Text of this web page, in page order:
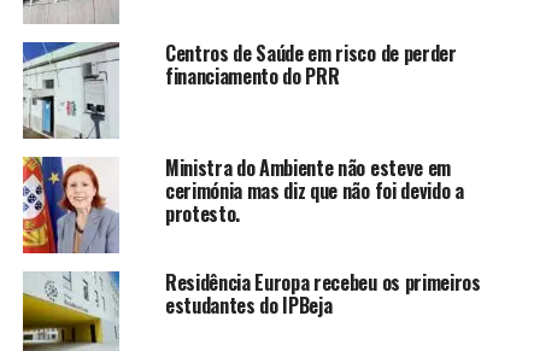
Centros de Saúde em risco de perder
financiamento do PRR
Ministra do Ambiente não esteve em
cerimónia mas diz que não foi devido a
protesto.
Residência Europa recebeu os primeiros
estudantes do IPBeja